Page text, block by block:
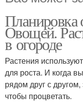
Планировка
Овощей.
в огороде
Растения
для роста. И когда
рядом друг с
чтобы процветать.